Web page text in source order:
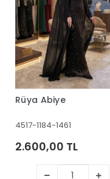
Rüya Abiye
4517-1184-1461
2.600,00 TL